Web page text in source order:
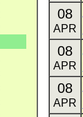
08
APR
08
APR
08
APR